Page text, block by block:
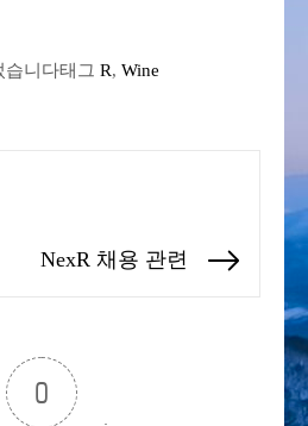
습니다태그 R, Wine
post:
NexR 채용 관련
0